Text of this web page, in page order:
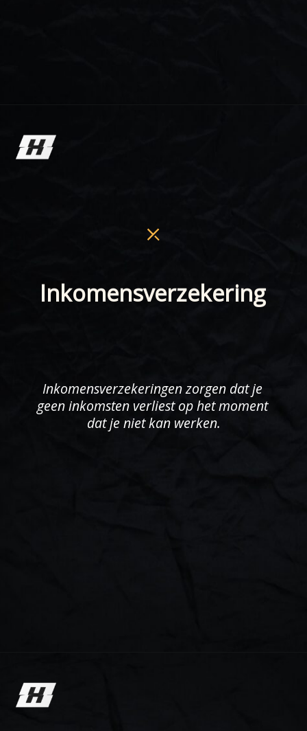
Inkomensverzekeringen zorgen dat je
geen inkomsten verliest op het moment
dat je niet kan werken.
Inkomensverzekering